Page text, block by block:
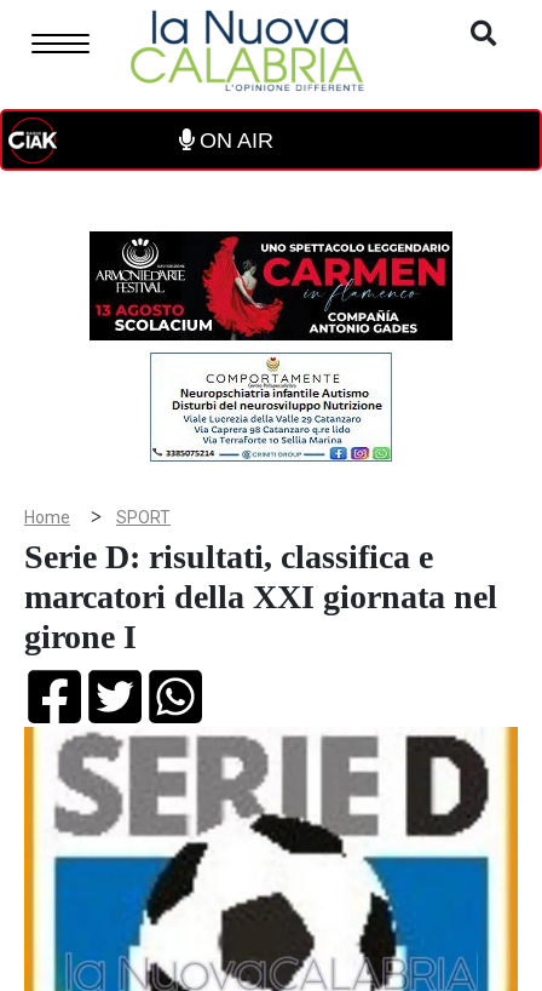
ON AIR
Home > SPORT
Serie D: risultati, classifica e
marcatori della XXI giornata nel
girone I